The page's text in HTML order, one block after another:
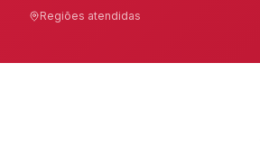
Regiões atendidas